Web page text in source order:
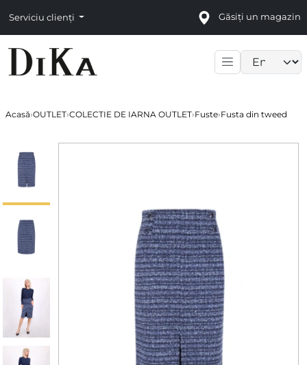
Serviciu clienți Găsiți un magazin
Acasă›OUTLET›COLECTIE DE IARNA OUTLET›Fuste›Fusta din tweed